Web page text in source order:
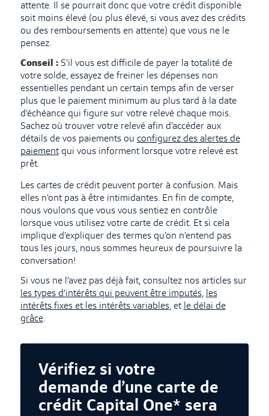
attente. Il se pourrait donc que votre crédit disponible
soit moins élevé (ou plus élevé, si vous avez des crédits
ou des remboursements en attente) que vous ne le
pensez.
Conseil :S’il vous est difficile de payer la totalité de
votre solde, essayez de freiner les dépenses non
essentielles pendant un certain temps afin de verser
plus que le paiement minimum au plus tard à la date
d’échéance qui figure sur votre relevé chaque mois.
Sachez où trouver votre relevé afin d’accéder aux
détails de vos paiements ou configurez des alertes de
paiementqui vous informent lorsque votre relevé est
prêt.
Les cartes de crédit peuvent porter à confusion. Mais
elles n’ont pas à être intimidantes. En fin de compte,
nous voulons que vous vous sentiez en contrôle
lorsque vous utilisez votre carte de crédit. Et si cela
implique d’expliquer des termes qu’on n’entend pas
tous les jours, nous sommes heureux de poursuivre la
conversation!
Si vous ne l’avez pas déjà fait, consultez nos articles sur
les types d’intérêts qui peuvent être imputés, les
intérêts fixes et les intérêts variables, et le délai de
grâce.
Vérifiez si votre
demande d’une carte de
crédit Capital One* sera